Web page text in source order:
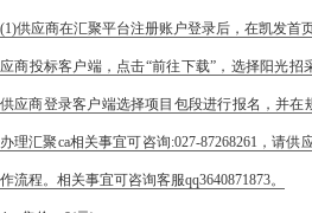
(1)供应商在汇聚平台注册账户登录后，在凯发首
应商投标客户端，点击“前往下载”，选择阳光招
供应商登录客户端选择项目包段进行报名，并在
办理汇聚ca相关事宜可咨询:027-87268261，请
作流程。相关事宜可咨询客服qq3640871873。